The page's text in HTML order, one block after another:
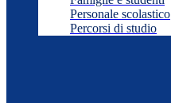
Personale scolastico
Percorsi di studio